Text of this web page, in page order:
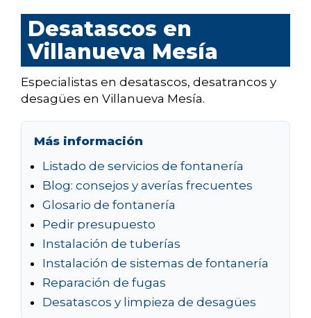
Desatascos en
Villanueva Mesía
Especialistas en desatascos, desatrancos y
desagües en Villanueva Mesía.
Más información
Listado de servicios de fontanería
Blog: consejos y averías frecuentes
Glosario de fontanería
Pedir presupuesto
Instalación de tuberías
Instalación de sistemas de fontanería
Reparación de fugas
Desatascos y limpieza de desagües